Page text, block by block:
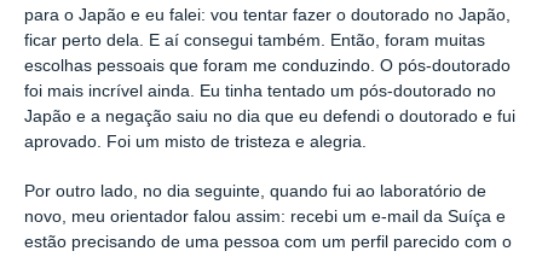
para o Japão e eu falei: vou tentar fazer o doutorado no Japão,
ficar perto dela. E aí consegui também. Então, foram muitas
escolhas pessoais que foram me conduzindo. O pós-doutorado
foi mais incrível ainda. Eu tinha tentado um pós-doutorado no
Japão e a negação saiu no dia que eu defendi o doutorado e fui
aprovado. Foi um misto de tristeza e alegria.
Por outro lado, no dia seguinte, quando fui ao laboratório de
novo, meu orientador falou assim: recebi um e-mail da Suíça e
estão precisando de uma pessoa com um perfil parecido com o